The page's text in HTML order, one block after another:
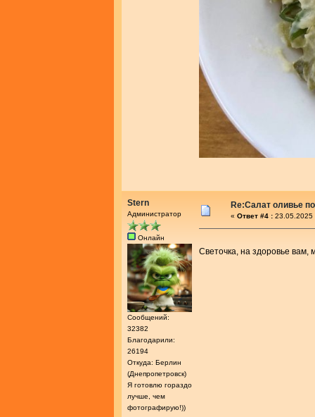
Stern
Администратор
Онлайн
Сообщений:
32382
Благодарили:
26194
Откуда: Берлин
(Днепропетровск)
Я готовлю гораздо
лучше, чем
фотографирую!))
Re:Салат оливье
« Ответ #4 : 23.05.2025
Светочка, на здоровье вам,